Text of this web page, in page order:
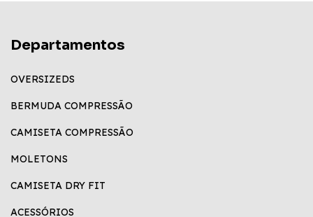
Departamentos
OVERSIZEDS
BERMUDA COMPRESSÃO
CAMISETA COMPRESSÃO
MOLETONS
CAMISETA DRY FIT
ACESSÓRIOS